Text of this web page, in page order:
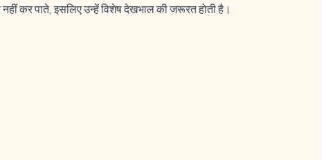
कर पाते, इसलिए उन्हें विशेष देखभाल की जरूरत होती है।